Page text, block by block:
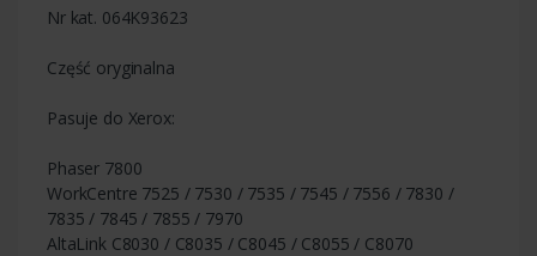
Nr kat. 064K93623
Część oryginalna
Pasuje do Xerox:
Phaser 7800
WorkCentre 7525 / 7530 / 7535 / 7545 / 7556 / 7830 /
7835 / 7845 / 7855 / 7970
AltaLink C8030 / C8035 / C8045 / C8055 / C8070